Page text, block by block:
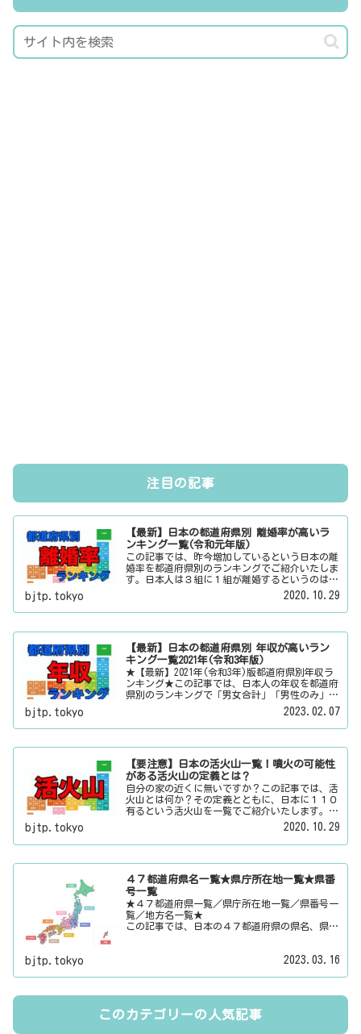
注目の記事
【最新】日本の都道府県別 離婚率が高いラ
ンキング一覧(令和元年版)
この記事では、昨今増加しているという日本の離
婚率を都道府県別のランキングでご紹介いたしま
す。日本人は３組に１組が離婚するというのは本
当なのかその真偽は？その他にも、大日本観光新
聞では、方言・お土産・名物・観光スポット・デ
ートスポット・パワースポット・心霊スポットな
しています。
bjtp.tokyo 2020.10.29
【最新】日本の都道府県別 年収が高いラン
キング一覧2021年(令和3年版)
★【最新】2021年(令和3年)版都道府県別年収ラ
ンキング★この記事では、日本人の年収を都道府
県別のランキングで「男女合計」「男性のみ」
「女性のみ」の３パターンでご紹介いたします。
また、月給と賞与（ボーナス）、平均年齢と平均
の勤続年数についても表示しています。
bjtp.tokyo 2023.02.07
【要注意】日本の活火山一覧！噴火の可能性
がある活火山の定義とは？
自分の家の近くに無いですか？この記事では、活
火山とは何か？その定義とともに、日本に１１０
有るという活火山を一覧でご紹介いたします。そ
の他にも、大日本観光新聞では、方言・お土産・
名物・観光スポット・デートスポット・パワース
ポット・心霊スポットなどの各都道府県の観光情
bjtp.tokyo 2020.10.29
４７都道府県名一覧★県庁所在地一覧★県番
号一覧
★４７都道府県一覧／県庁所在地一覧／県番号一
覧／地方名一覧★
この記事では、日本の４７都道府県の県名、県庁
のリンク先にはその地域に関する記事をご用意し
bjtp.tokyo 2023.03.16
このカテゴリーの人気記事